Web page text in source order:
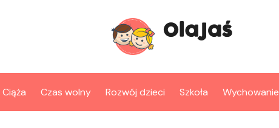
Ciąża Czas wolny Rozwój dzieci Szkoła Wychowanie